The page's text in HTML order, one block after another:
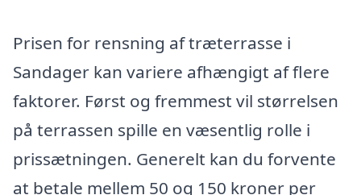
Prisen for rensning af træterrasse i
Sandager kan variere afhængigt af flere
faktorer. Først og fremmest vil størrelsen
på terrassen spille en væsentlig rolle i
prissætningen. Generelt kan du forvente
at betale mellem 50 og 150 kroner per